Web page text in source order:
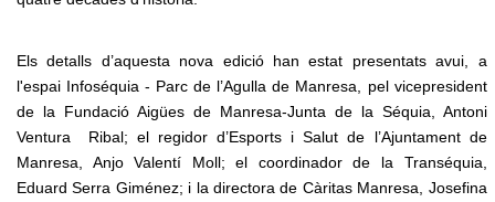
Els detalls d’aquesta nova edició han estat presentats avui, a
l'espai Infoséquia - Parc de l’Agulla de Manresa, pel vicepresident
de la Fundació Aigües de Manresa-Junta de la Séquia, Antoni
Ventura Ribal; el regidor d’Esports i Salut de l’Ajuntament de
Manresa, Anjo Valentí Moll; el coordinador de la Transéquia,
Eduard Serra Giménez; i la directora de Càritas Manresa, Josefina